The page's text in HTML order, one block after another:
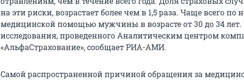
на эти риски, возрастает более чем в 1,5 раза. Чаще всего
медицинской помощью мужчины в возрасте от 30 до 34
исследования, проведенного Аналитическим центром
«АльфаСтрахование», сообщает РИА-АМИ.
Самой распространенной причиной обращения за